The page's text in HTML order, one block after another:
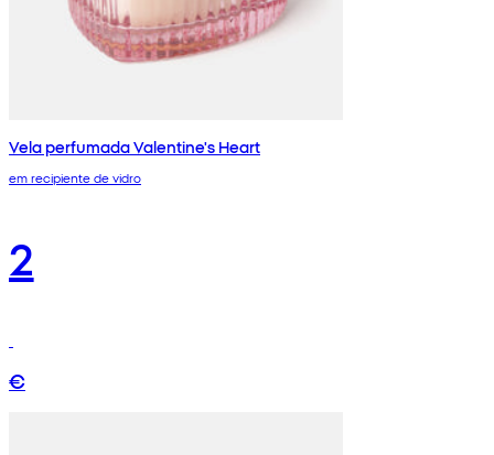
Vela perfumada Valentine's Heart
em recipiente de vidro
2
€